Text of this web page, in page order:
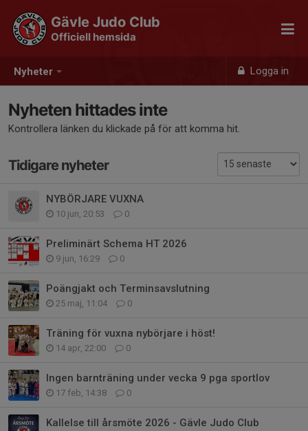
Nyheter Logga in
Gävle Judo Club
Officiell hemsida
Nyheten hittades inte
Kontrollera länken du klickade på för att komma hit.
Tidigare nyheter
NYBÖRJARE VUXNA
10 jun, 20:53 0
Preliminärt Schema HT 2026
9 jun, 16:29 0
Poängjakt och Terminsavslutning
25 maj, 11:04 0
Träning för vuxna nybörjare i höst!
14 apr, 22:00 0
Ingen barnträning under vecka 9 pga sportlov
17 feb, 14:38 0
Kallelse till årsmöte 2026 - Gävle Judo Club